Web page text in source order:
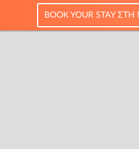
BOOK YOUR STAY